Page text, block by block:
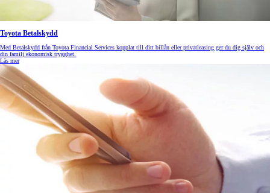
Toyota Betalskydd
Med Betalskydd från Toyota Financial Services kopplat till ditt billån eller privatleasing ger du dig själv och
din familj ekonomisk trygghet.
Läs mer